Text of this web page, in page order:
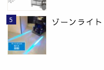
ゾーンライ